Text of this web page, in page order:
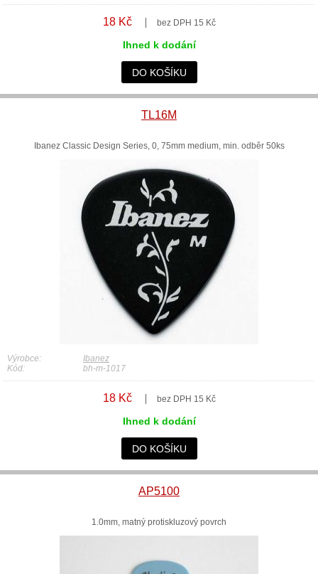
18 Kč bez DPH 15 Kč
Ihned k dodání
DO KOŠÍKU
TL16M
Ibanez Classic Design Series, 0, 75mm medium, min. odběr 50ks
Výrobce:
Ibanez
Kód:
bh-m-1017
18 Kč bez DPH 15 Kč
Ihned k dodání
DO KOŠÍKU
AP5100
1.0mm, matný protiskluzový povrch